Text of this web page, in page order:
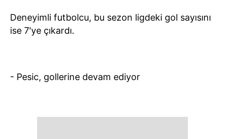
Deneyimli futbolcu, bu sezon ligdeki gol sayısını
ise 7'ye çıkardı.
- Pesic, gollerine devam ediyor